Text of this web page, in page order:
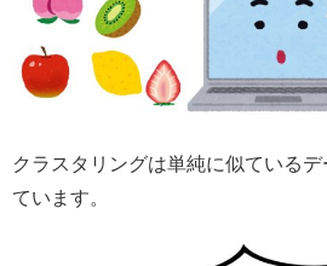
クラスタリングは単純に似ている
ています。